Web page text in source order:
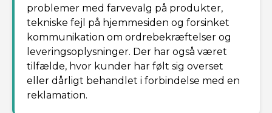
problemer med farvevalg på produkter,
tekniske fejl på hjemmesiden og forsinket
kommunikation om ordrebekræftelser og
leveringsoplysninger. Der har også været
tilfælde, hvor kunder har følt sig overset
eller dårligt behandlet i forbindelse med en
reklamation.